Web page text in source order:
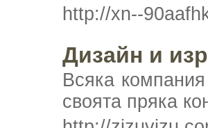
http://xn--
Дизайн и
Всяка
своята пряка